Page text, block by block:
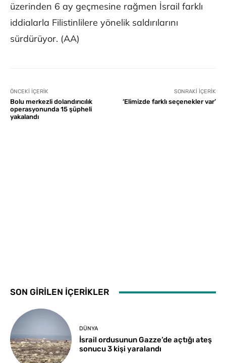
üzerinden 6 ay geçmesine rağmen İsrail farklı
iddialarla Filistinlilere yönelik saldırılarını
sürdürüyor. (AA)
ÖNCEKI İÇERIK
Bolu merkezli dolandırıcılık
operasyonunda 15 şüpheli
yakalandı
SONRAKI İÇERIK
‘Elimizde farklı seçenekler var’
SON GİRİLEN İÇERİKLER
DÜNYA
İsrail ordusunun Gazze’de açtığı ateş
sonucu 3 kişi yaralandı